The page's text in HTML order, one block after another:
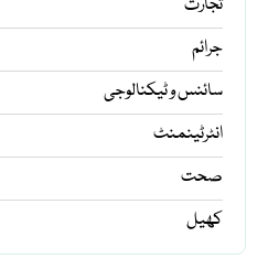
تجارت
جرائم
سائنس و ٹیکنالوجی
انٹرٹینمنٹ
صحت
کھیل